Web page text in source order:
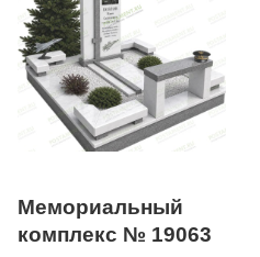
Мемориальный
комплекс № 19063